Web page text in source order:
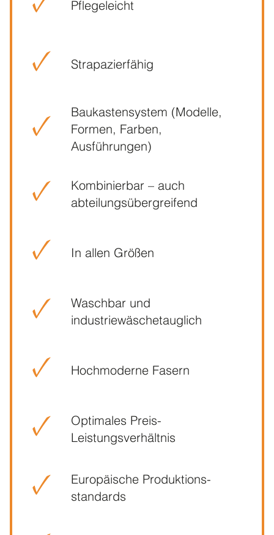
Pflegeleicht
Strapazierfähig
Baukastensystem (Modelle,
Formen, Farben,
Ausführungen)
Kombinierbar – auch
abteilungs­übergreifend
In allen Größen
Waschbar und
industriewäsche­tauglich
Hochmoderne Fasern
Optimales Preis-
Leistungsverhältnis
Europäische Produktions­
standards